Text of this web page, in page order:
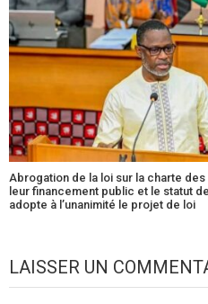
Abrogation de la loi sur la charte
leur financement public et le statut
adopte à l’unanimité le projet de loi
LAISSER UN